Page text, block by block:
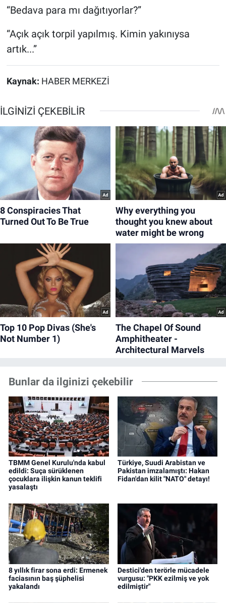
“Bedava para mı dağıtıyorlar?”
“Açık açık torpil yapılmış. Kimin yakınıysa
artık...”
Kaynak: HABER MERKEZİ
Bunlar da ilginizi çekebilir
TBMM Genel Kurulu'nda kabul
edildi: Suça sürüklenen
çocuklara ilişkin kanun teklifi
yasalaştı
Türkiye, Suudi Arabistan ve
Pakistan imzalamıştı: Hakan
Fidan'dan kilit "NATO" detayı!
8 yıllık firar sona erdi: Ermenek
faciasının baş şüphelisi
yakalandı
Destici'den terörle mücadele
vurgusu: "PKK ezilmiş ve yok
edilmiştir"